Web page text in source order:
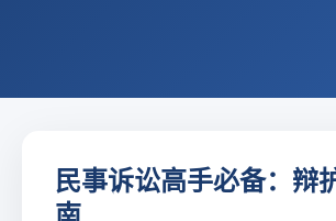
民事诉讼高手必备：辩